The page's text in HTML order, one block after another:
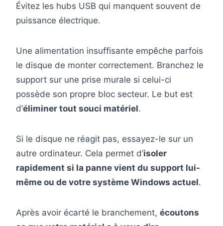
Évitez les hubs USB qui manquent souvent de
puissance électrique.
Une alimentation insuffisante empêche parfois
le disque de monter correctement. Branchez le
support sur une prise murale si celui-ci
possède son propre bloc secteur. Le but est
d’éliminer tout souci matériel.
Si le disque ne réagit pas, essayez-le sur un
autre ordinateur. Cela permet d’isoler
rapidement si la panne vient du support lui-
même ou de votre système Windows actuel.
Après avoir écarté le branchement, écoutons